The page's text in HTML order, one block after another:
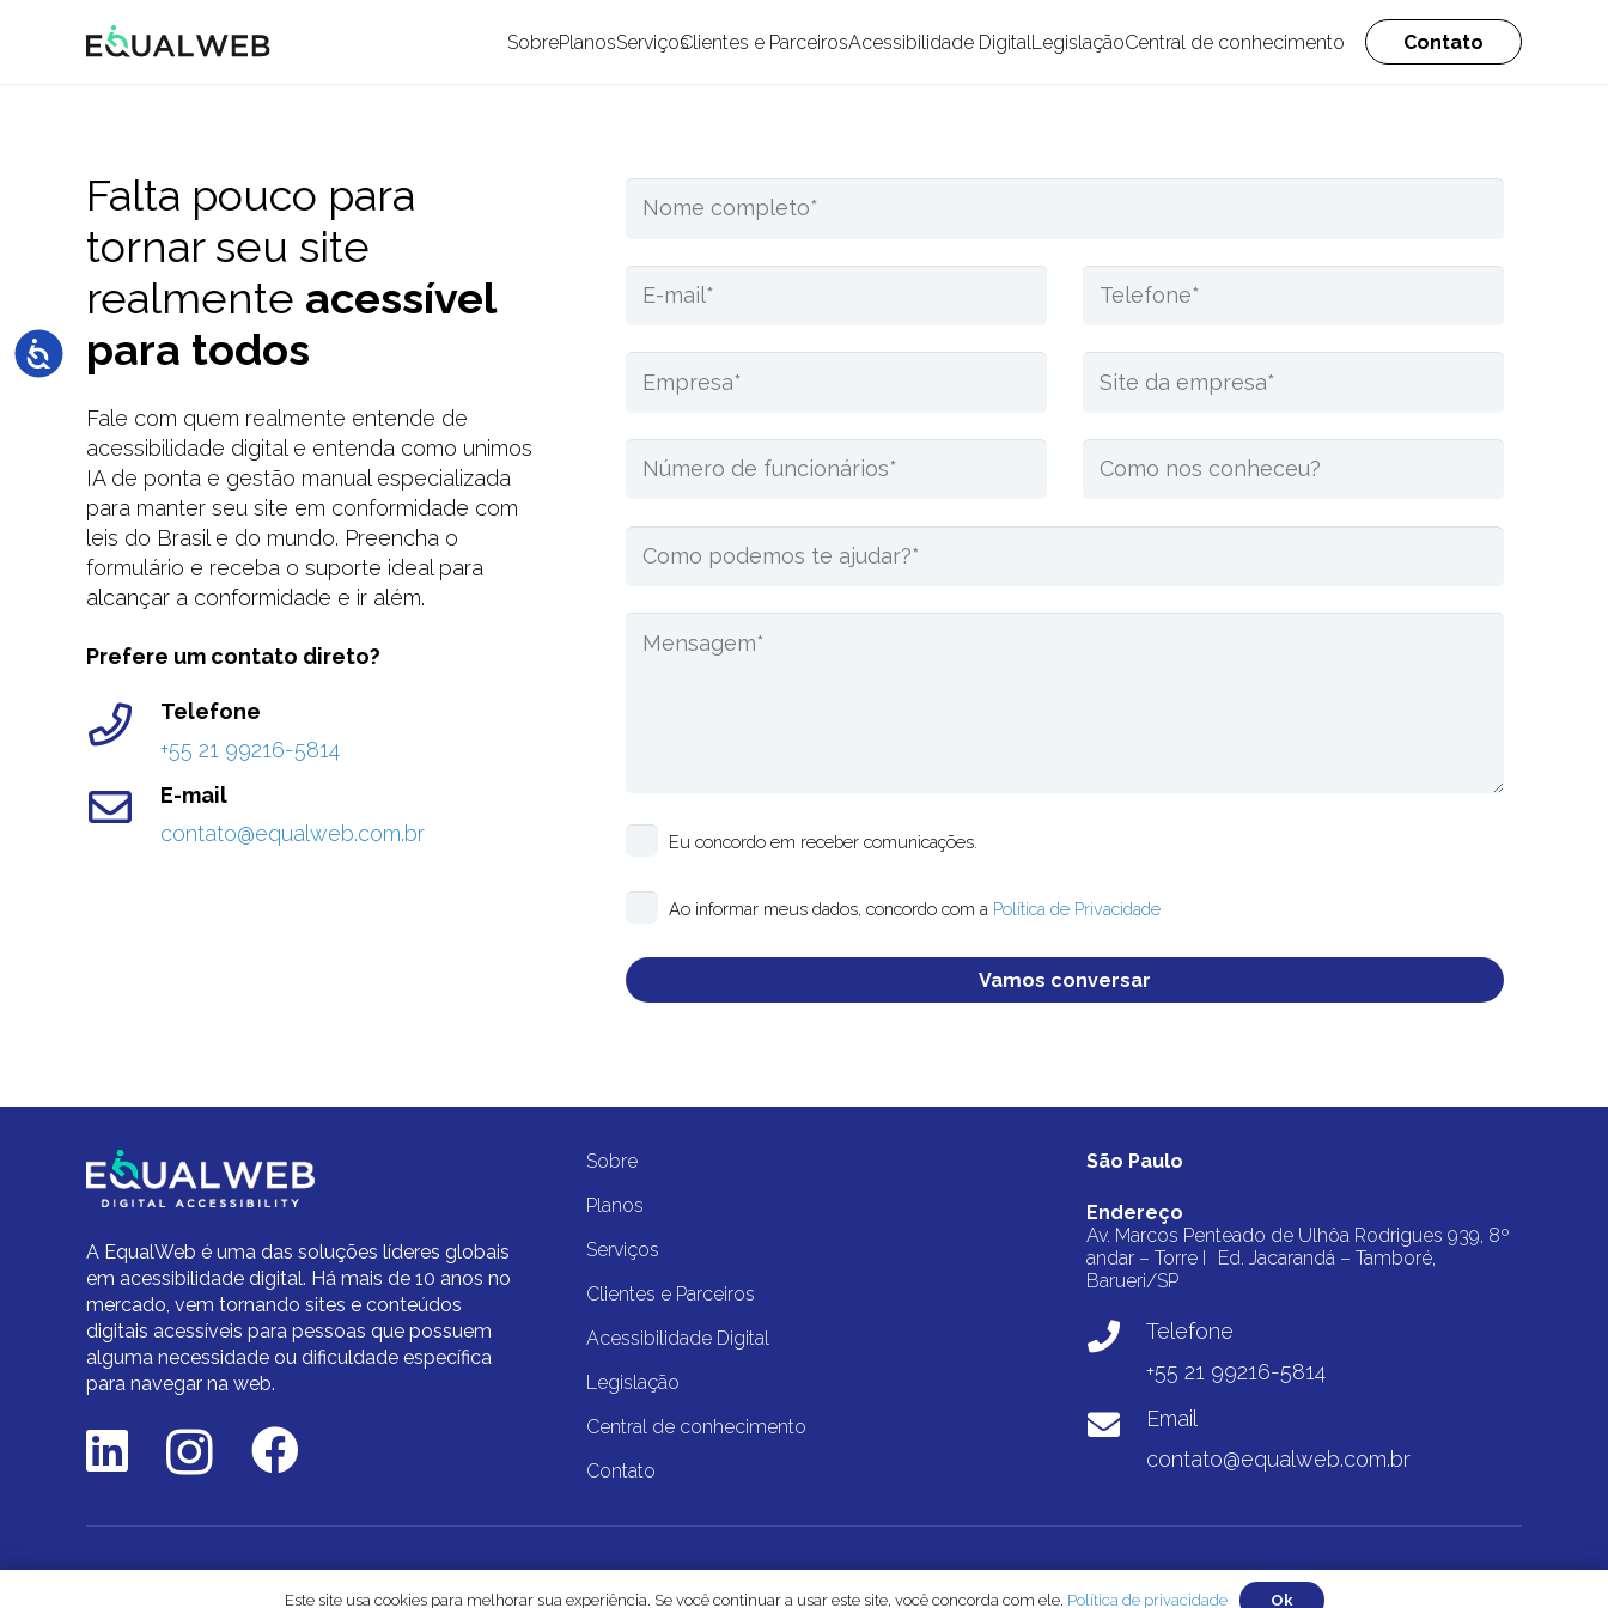
SobrePlanosServiçosClientes e ParceirosAcessibilidade DigitalLegislaçãoCentral de conhecimento Contato
Falta pouco para
tornar seu site
realmente acessível
para todos
Fale com quem realmente entende de
acessibilidade digital e entenda como unimos
IA de ponta e gestão manual especializada
para manter seu site em conformidade com
leis do Brasil e do mundo. Preencha o
formulário e receba o suporte ideal para
alcançar a conformidade e ir além.
Prefere um contato direto?
Telefone
+55 21 99216-5814
E-mail
contato@equalweb.com.br
Eu concordo em receber comunicações.
Ao informar meus dados, concordo com a Política de Privacidade
Please
leave
A EqualWeb é uma das soluções líderes globais
em acessibilidade digital. Há mais de 10 anos no
mercado, vem tornando sites e conteúdos
digitais acessíveis para pessoas que possuem
alguma necessidade ou dificuldade específica
para navegar na web.
Sobre
Planos
Serviços
Clientes e Parceiros
Acessibilidade Digital
Legislação
Central de conhecimento
Contato
São Paulo
Endereço
Av. Marcos Penteado de Ulhôa Rodrigues 939, 8º
andar – Torre I Ed. Jacarandá – Tamboré,
Barueri/SP
Telefone
+55 21 99216-5814
Email
contato@equalweb.com.br
Este site usa cookies para melhorar sua experiência. Se você continuar a usar este site, você concorda com ele. Política de privacidade Ok